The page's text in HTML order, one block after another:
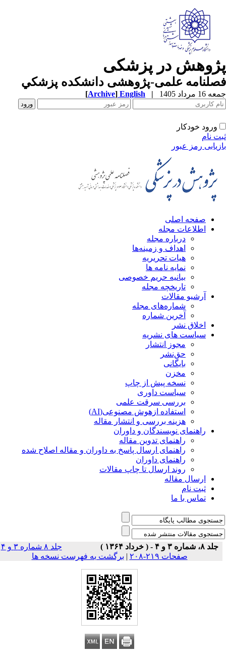
در پزشکی
علمی-پژوهشی دانشکده پزشکي
مرداد 1405 |
English
[Archive]
ورود خودکار
نام
رمز عبور
صفحه اصلی
اطلاعات مجله
درباره مجله
اهداف و زمینه‌ها
هیات تحریریه
نمایه نامه ها
بیانیه حریم خصوصی
تاریخچه مجله
آرشیو مقالات
شماره‌های مجله
آخرین شماره
اخلاق نشر
سیاست های نشریه
مجوز انتشار
حق‌نشر
بایگانی
مخزن
نسخه پیش از چاپ
سیاست داوری
بررسی سرقت علمی
استفاده ازهوش مصنوعی(AI)
هزینه بررسی و انتشار مقاله
راهنمای نویسندگان و داوران
راهنمای تدوین مقاله
راهنمای ارسال پاسخ به داوران و مقاله اصلاح شده
راهنمای داوران
روند ارسال تا چاپ مقالات
ارسال مقاله
ثبت نام
تماس با ما
جلد ۸، شماره ۳ و ۴ - ( خرداد ۱۳۶۴ )
جلد ۸ شماره ۳ و ۴
صفحات ۲۱۹-۲۰۸
|برگشت به فهرست نسخه ها